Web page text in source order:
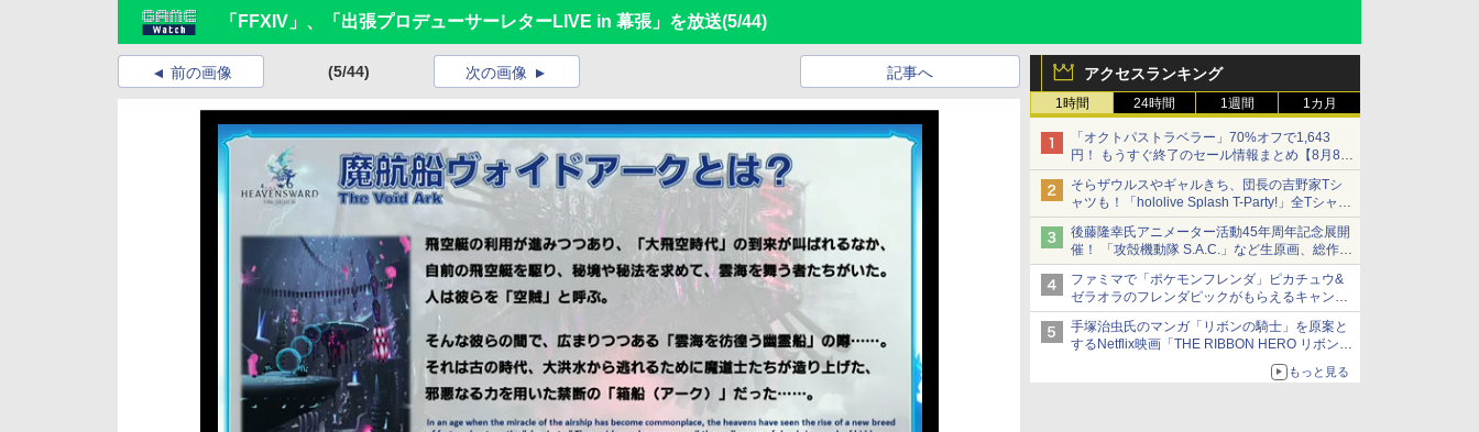
「FFXIV」、「出張プロデューサーレターLIVE in 幕張」を放送(5/44)
アクセスランキング
1時間 24時間 1週間 1カ月
「オクトパストラベラー」70%オフで1,643
円！ もうすぐ終了のセール情報まとめ【8月8日
更新】
ニンテンドーeショップでは「大神 絶景版」が
67%オフで990円
そらザウルスやギャルきち、団長の吉野家Tシ
ャツも！「hololive Splash T-Party!」全Tシャツ
ラインナップ公開＆オンライン販売開始
後藤隆幸氏アニメーター活動45年周年記念展開
催！ 「攻殻機動隊 S.A.C.」など生原画、総作画
監督修正が展示
ファミマで「ポケモンフレンダ」ピカチュウ&
ゼラオラのフレンダピックがもらえるキャンペ
ーン開催！
手塚治虫氏のマンガ「リボンの騎士」を原案と
するNetflix映画「THE RIBBON HERO リボンヒ
もっと見る
前の画像 (5/44) 記事へ
次の画像